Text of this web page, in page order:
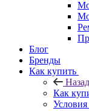
Блог
Бренды
Как купить
Назад
Как